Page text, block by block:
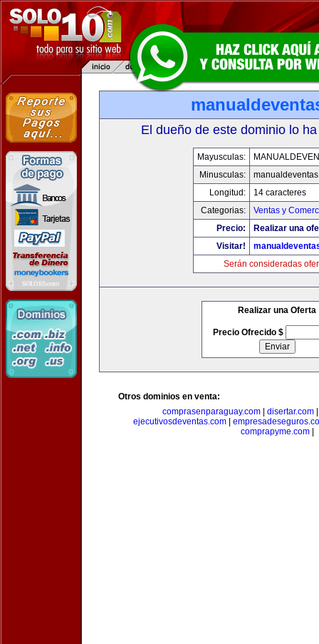
El dueño de este dominio lo
Mayusculas:
Minusculas:
Longitud:
14 caracteres
Categorias:
Ventas y
Precio:
Realizar una
Visitar!
Serán consideradas
Realizar una Oferta
Precio Ofrecido $
Otros dominios en venta:
comprasenparaguay.com
disertar.com
ejecutivosdeventas.com
comprapyme.com|